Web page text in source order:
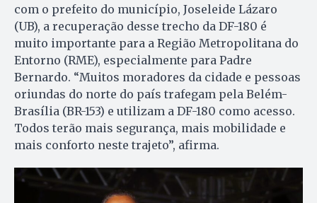
com o prefeito do município, Joseleide Lázaro
(UB), a recuperação desse trecho da DF-180 é
muito importante para a Região Metropolitana do
Entorno (RME), especialmente para Padre
Bernardo. “Muitos moradores da cidade e pessoas
oriundas do norte do país trafegam pela Belém-
Brasília (BR-153) e utilizam a DF-180 como acesso.
Todos terão mais segurança, mais mobilidade e
mais conforto neste trajeto”, afirma.